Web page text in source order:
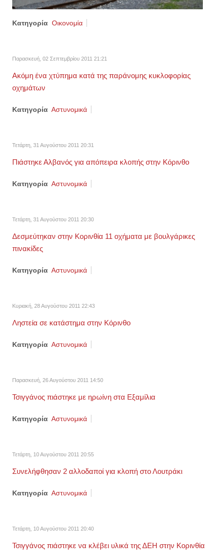
Κατηγορία Οικονομία
Παρασκευή, 02 Σεπτεμβρίου 2011 21:21
Ακόμη ένα χτύπημα κατά της παράνομης κυκλοφορίας
οχημάτων
Κατηγορία Αστυνομικά
Τετάρτη, 31 Αυγούστου 2011 20:31
Πιάστηκε Αλβανός για απόπειρα κλοπής στην Κόρινθο
Κατηγορία Αστυνομικά
Τετάρτη, 31 Αυγούστου 2011 20:30
Δεσμεύτηκαν στην Κορινθία 11 οχήματα με βουλγάρικες
πινακίδες
Κατηγορία Αστυνομικά
Κυριακή, 28 Αυγούστου 2011 22:43
Ληστεία σε κατάστημα στην Κόρινθο
Κατηγορία Αστυνομικά
Παρασκευή, 26 Αυγούστου 2011 14:50
Τσιγγάνος πιάστηκε με ηρωίνη στα Εξαμίλια
Κατηγορία Αστυνομικά
Τετάρτη, 10 Αυγούστου 2011 20:55
Συνελήφθησαν 2 αλλοδαποί για κλοπή στο Λουτράκι
Κατηγορία Αστυνομικά
Τετάρτη, 10 Αυγούστου 2011 20:40
Τσιγγάνος πιάστηκε να κλέβει υλικά της ΔΕΗ στην Κορινθία